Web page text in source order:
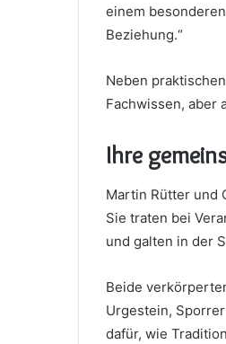
einem
Beziehung.“
Neben
Fachwissen, aber
Ihre
Martin Rütter und
Sie traten bei
und galten in der
Beide
Urgestein,
dafür, wie